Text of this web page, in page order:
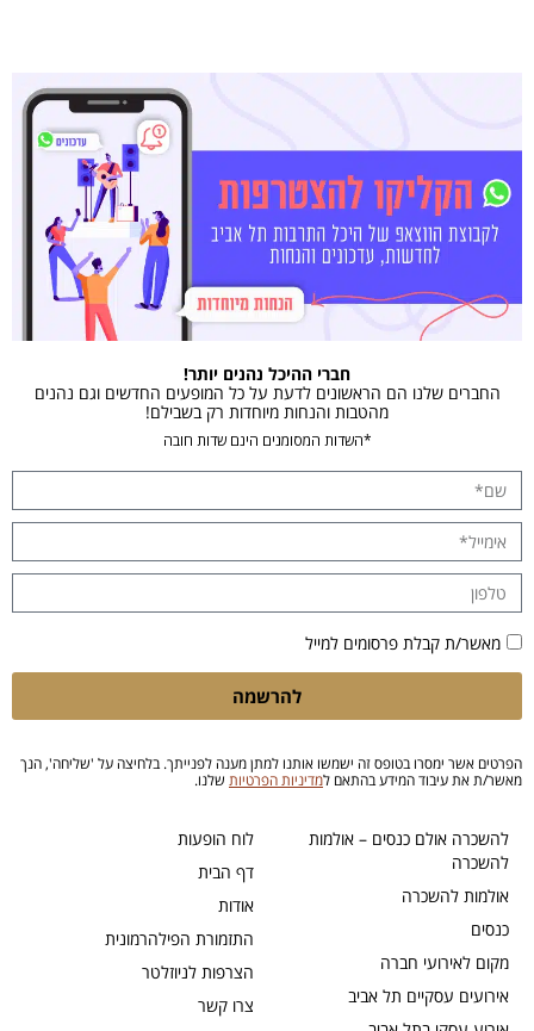
לוח הופעות
דף הבית
אודות
התזמורת הפילהרמונית
הצרפות לניוזלטר
צרו קשר
להשכרה אולם כנסים – אולמות
להשכרה
אולמות להשכרה
כנסים
מקום לאירועי חברה
אירועים עסקיים תל אביב
חברי ההיכל נהנים יותר!
החברים שלנו הם הראשונים לדעת על כל המופעים החדשים וגם נהנים
מהטבות והנחות מיוחדות רק בשבילם!
*השדות המסומנים הינם שדות חובה
מאשר/ת קבלת פרסומים למייל
להרשמה
הפרטים אשר ימסרו בטופס זה ישמשו אותנו למתן מענה לפנייתך. בלחיצה על 'שליחה', הנך
מאשר/ת את עיבוד המידע בהתאם למדיניות הפרטיות שלנו.